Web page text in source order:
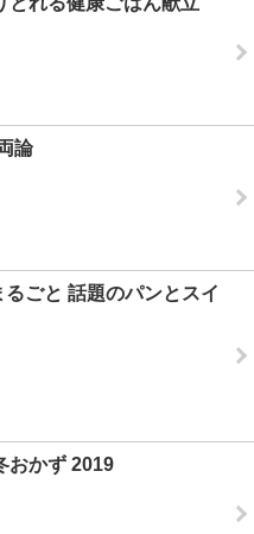
論
ごと 話題のパンとスイ
おかず 2019